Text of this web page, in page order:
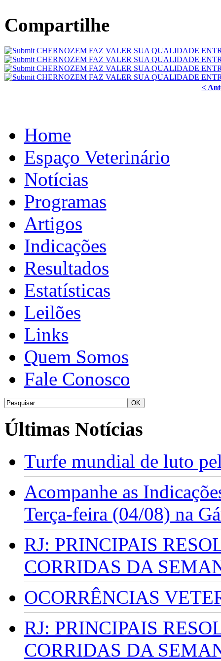
Compartilhe
<
Home
Espaço Veterinário
Notícias
Programas
Artigos
Indicações
Resultados
Estatísticas
Leilões
Links
Quem Somos
Fale Conosco
Últimas Notícias
Turfe mundial de luto
Acompanhe as
Terça-feira (04/08) na
RJ: PRINCIPAIS
CORRIDAS DA
OCORRÊNCIAS
RJ: PRINCIPAIS
CORRIDAS DA